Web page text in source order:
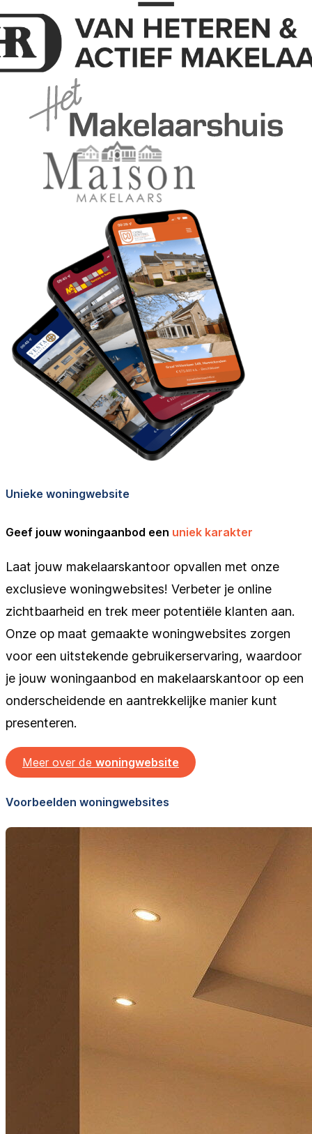
Unieke woningwebsite
Geef jouw woningaanbod een uniek karakter
Laat jouw makelaarskantoor opvallen met onze
exclusieve woningwebsites! Verbeter je online
zichtbaarheid en trek meer potentiële klanten aan.
Onze op maat gemaakte woningwebsites zorgen
voor een uitstekende gebruikerservaring, waardoor
je jouw woningaanbod en makelaarskantoor op een
onderscheidende en aantrekkelijke manier kunt
presenteren.
Meer over de woningwebsite
Voorbeelden woningwebsites